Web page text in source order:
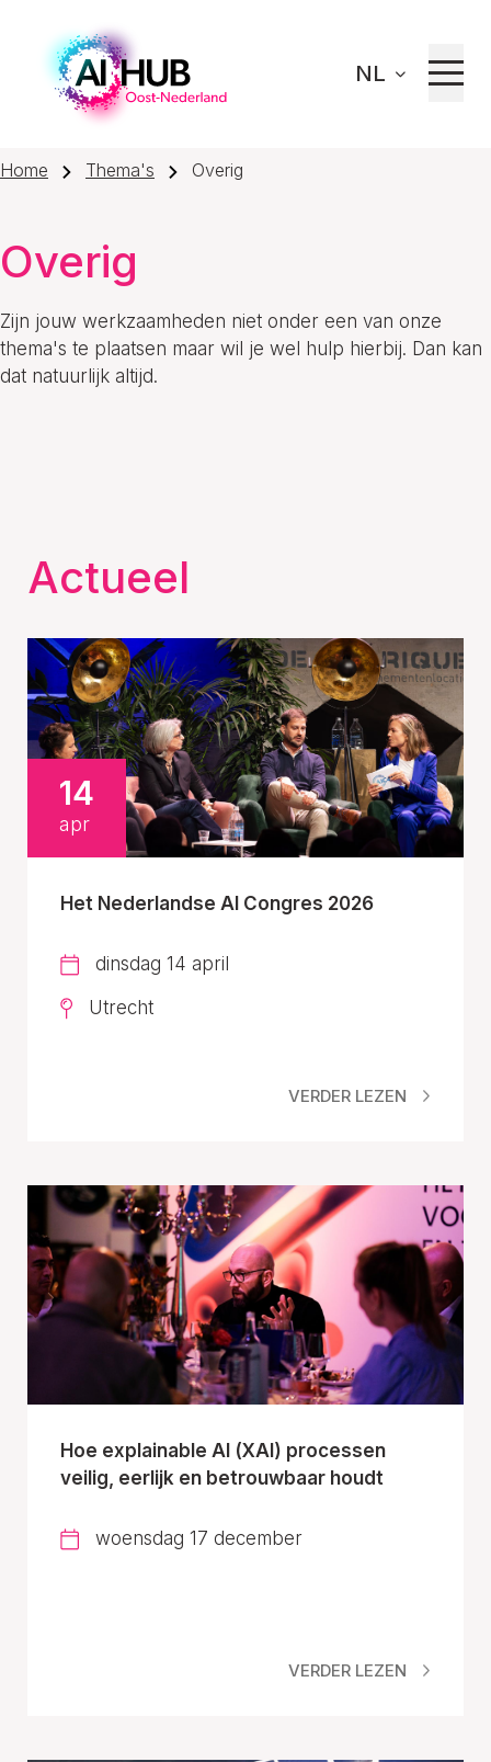
NL
Home Thema's Overig
Overig
Zijn jouw werkzaamheden niet onder een van onze
thema's te plaatsen maar wil je wel hulp hierbij. Dan kan
dat natuurlijk altijd.
Actueel
14
apr
Het Nederlandse AI Congres 2026
dinsdag 14 april
Utrecht
VERDER LEZEN
Hoe explainable AI (XAI) processen
veilig, eerlijk en betrouwbaar houdt
woensdag 17 december
VERDER LEZEN